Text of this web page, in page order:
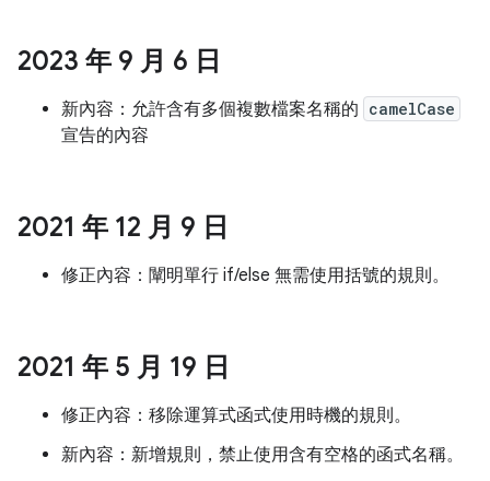
2023 年 9 月 6 日
新內容：允許含有多個複數檔案名稱的 camelCase
宣告的內容
2021 年 12 月 9 日
修正內容：闡明單行 if/else 無需使用括號的規則。
2021 年 5 月 19 日
修正內容：移除運算式函式使用時機的規則。
新內容：新增規則，禁止使用含有空格的函式名稱。